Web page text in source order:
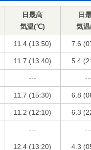
日最高
気温(℃)
日
気
11.4 (13:50) 7.6
11.7 (13:40) 5.4
---
11.7 (15:30) 6.8
11.2 (12:10) 6.3
---
12.4 (13:20) 4.3